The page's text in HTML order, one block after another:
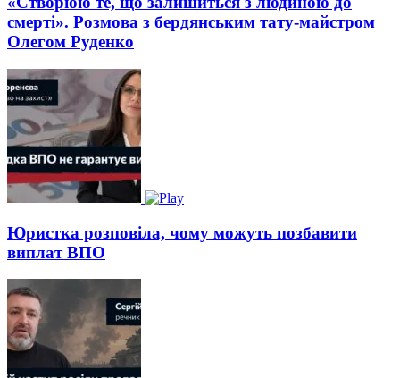
смерті». Розмова з бердянським тату-майстром
Олегом Руденко
Юристка розповіла, чому можуть позбавити
виплат ВПО